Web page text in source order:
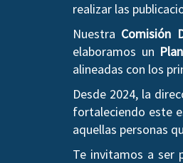
realizar las
Nuestra Comisión
elaboramos un
alineadas con los
Desde 2024, la
fortaleciendo este
aquellas personas
Te invitamos a ser